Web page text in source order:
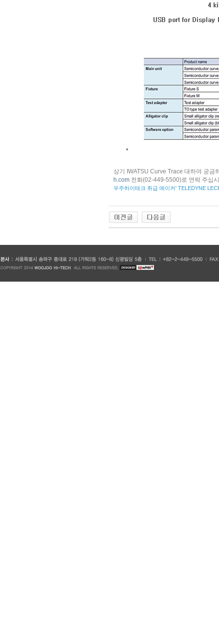
상기 IWATSU Curve Trace 대하여 궁
h.com 전화(02-449-5500)로 연락 주십
우주하이테크 취급 메이커' TELEDYNE